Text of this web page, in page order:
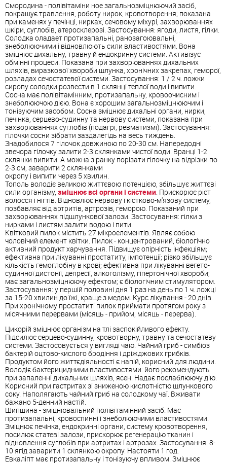
Смородина - полівітаміни ное загальнозміцнюючий засіб,
покращує травлення, роботу нирок, кровотворення; показана
при каменях у печінці, нирках, сечовому міхурі, захворюваннях
шкіри, суглобів, атеросклерозі. Застосування: ягоди, листя, гілки.
Солодка оладает протизапальні, ранозагоювальні,
знеболюючими і відновлюють сили властивостями. Вона
зміцнює дихальну, травну й ендокринну системи. Активізує
обмінні процеси. Показана при захворюваннях дихальних
шляхів, виразкової хвороби шлунка, хронічних закрепах, геморої,
розладах сечостатевої системи. Застосування: 1 / 2 ч. ложки
сиропу солодки розвести в 1 склянці теплої води і випити.
Сосна має полівітамінним, протизапальну, кровоочисним і
знеболюючою дією. Вона є хорошим загальнозміцнюючим і
тонізуючим засобом. Сосна зміцнює дихальні органи, нирки,
печінка, серцево-судинну та нервову системи, показана при
захворюваннях суглобів (подагрі, ревматизмі). Застосування:
гілочки сосни зібрати заздалегідь на весь тиждень.
Знадобилося 7 гілочок довжиною по 20-30 см. Напередодні
звечора гілочку залити 2-3 склянками чистої води. Вранці 1-2
склянки випити. А можна з ранку порізати гілочку на відрізки по
2-3 см, заварити 2 склянками
окропу і випити через 5 хвилин.
Тополь володіє великою життєвою потенцією, збільшує життєві
сили організму, зміцнює всі органи і системи. Прискорює ріст
волосся і нігтів. Відновлює нервову і кістково-м'язову систему,
позбавляє від артритів, артрозів, геморою. Показаний при
захворюваннях підшлункової залози. Застосування: гілки з
нирками і листям залити водою і пити.
Квітковий пилок містить 27 мікроелементів. Являє собою
чоловічий елемент квітки. Пилок - концентрований, біологічно
активний продукт харчування. Підвищує опірність інфекціям;
ефективна при лікуванні простатиту, імпотенції; різко збільшує
кількість гемоглобіну в крові; ефективна при лікуванні вегето-
судинної дистонії, депресії, алкоголізму, гіпертонічної хвороби;
має загальнозміцнюючу ефектом; є біологічним стимулятором.
Застосування: у першій половині дня 1 раз на день по 1 ч. ложці
за 15-20 хвилин до їжі, краще з медом. Курс лікування - 20 днів.
При хронічному простатиті пилок приймати протягом року з
місячними перервами (місяць - прийом, місяць - перерва).
Цикорій зміцнює організм на тлі заспокійливого ефекту.
Підсилює серцево-судинну, кровотворну, травну та сечостатеву
системи. Застосовується у вигляді чаю. Чайний гриб - симбіоз
бактерій оцтово-кислого бродіння і дріжджових грибків.
Продуктом його життєдіяльності є напій, корисний для людини.
Володіє бактерицидними властивостями: його рекомендують
при запаленні дихальних шляхів, ясен. Надає послаблюючу дію.
Корисний при гастритах зі зниженою кислотністю шлункового
соку. Наполягають чайний гриб на солодкому чаї. Вживати
бажано 5-денний настій.
Шипшина - зміцнювальний полівітамінний засіб. Має
протизапальні, кровоспинні і знеболюючими властивостями.
Зміцнює печінка, ендокринні органи, систему кровотворення,
посилює статеві залози, прискорює регенерацію тканин і
відновлення суглобів при артритах і артрозах. Застосування: 8-
10 ягід заварити 1 склянкою окропу. Настояти 1 год.
Евкаліпт має протизапальну і тонізуючу впливом. Зміцнює